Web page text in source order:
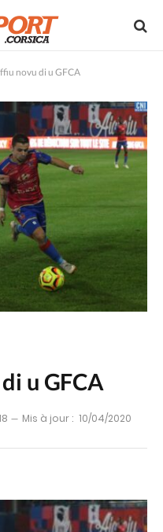
novu di u GFCA
u GFCA
Mis à jour : 10/04/2020